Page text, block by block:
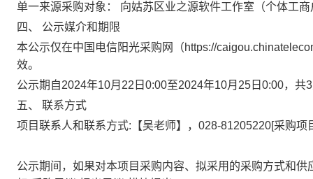
单一来源采购对象：
向姑苏区业之源软件工作室（个体工商
四、
公示媒介和期限
本公示仅在中国电信阳光采购网（https://
效。
公示期自2024年10月22日 0:00至2024年10月25 日 0:00，共3
五、
联系方式
项目联系人和联系方式: 【吴老师】， 028-81205220[采购项
公示期间，如果对本项目采购内容、拟采用的采购方式和